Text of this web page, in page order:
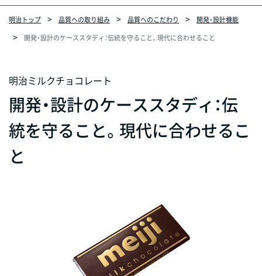
明治トップ 品質への取り組み 品質へのこだわり
開発・設計機能
開発・設計のケーススタディ：伝統を守ること。現代に合わせること
明治ミルクチョコレート
開発・設計のケーススタディ：伝
統を守ること。現代に合わせるこ
と